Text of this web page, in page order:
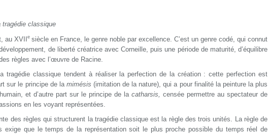
tragédie classique
au XVIIe siècle en France, le genre noble par excellence. C’est un genre codé, qui connut
de liberté créatrice avec Corneille, puis une période de maturité, d’équilibre
règles avec l’œuvre de Racine.
tragédie classique tendent à réaliser la perfection de la création : cette perfection est
sur le principe de la mimésis (imitation de la nature), qui a pour finalité la peinture la plus
et d’autre part sur le principe de la catharsis, censée permettre au spectateur de
en les voyant représentées.
des règles qui structurent la tragédie classique est la règle des trois unités. La règle de
exige que le temps de la représentation soit le plus proche possible du temps réel de